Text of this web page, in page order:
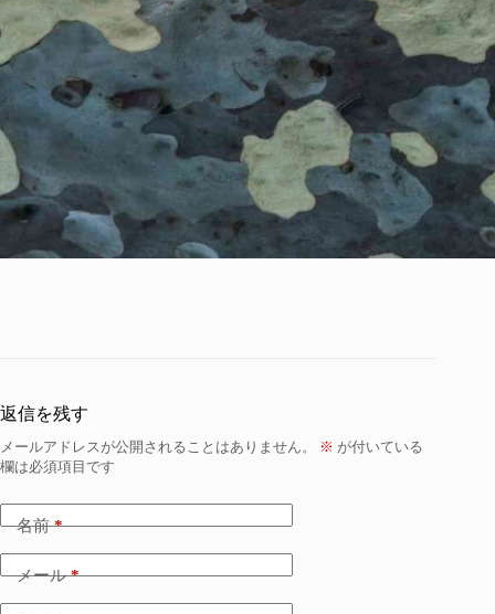
返信を残す
メールアドレスが公開されることはありません。 ※ が付いている
欄は必須項目です
名前*
メール*